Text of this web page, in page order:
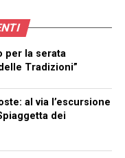
per la serata
Tradizioni”
al via l’escursione
dei